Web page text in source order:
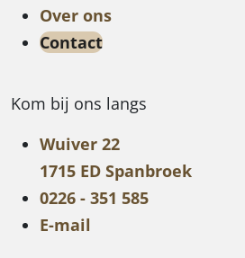
Over ons
Contact
Kom bij ons langs
Wuiver 22
1715 ED Spanbroek
0226 - 351 585
E-mail